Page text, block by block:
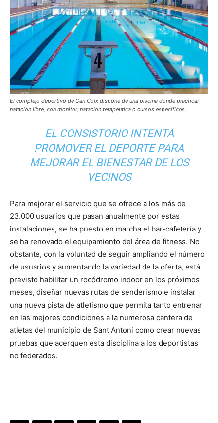
El complejo deportivo de Can Coix dispone de una piscina donde practicar
natación libre, con monitor, natación terapéutica o cursos específicos.
EL CONSISTORIO INTENTA
PROMOVER EL DEPORTE PARA
MEJORAR EL BIENESTAR DE LOS
VECINOS
Para mejorar el servicio que se ofrece a los más de
23.000 usuarios que pasan anualmente por estas
instalaciones, se ha puesto en marcha el bar-cafetería y
se ha renovado el equipamiento del área de fitness. No
obstante, con la voluntad de seguir ampliando el número
de usuarios y aumentando la variedad de la oferta, está
previsto habilitar un rocódromo indoor en los próximos
meses, diseñar nuevas rutas de senderismo e instalar
una nueva pista de atletismo que permita tanto entrenar
en las mejores condiciones a la numerosa cantera de
atletas del municipio de Sant Antoni como crear nuevas
pruebas que acerquen esta disciplina a los deportistas
no federados.